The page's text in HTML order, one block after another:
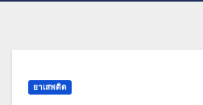
ยาเสพติด